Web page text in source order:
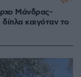
Μάνδρας-
καιγόταν το